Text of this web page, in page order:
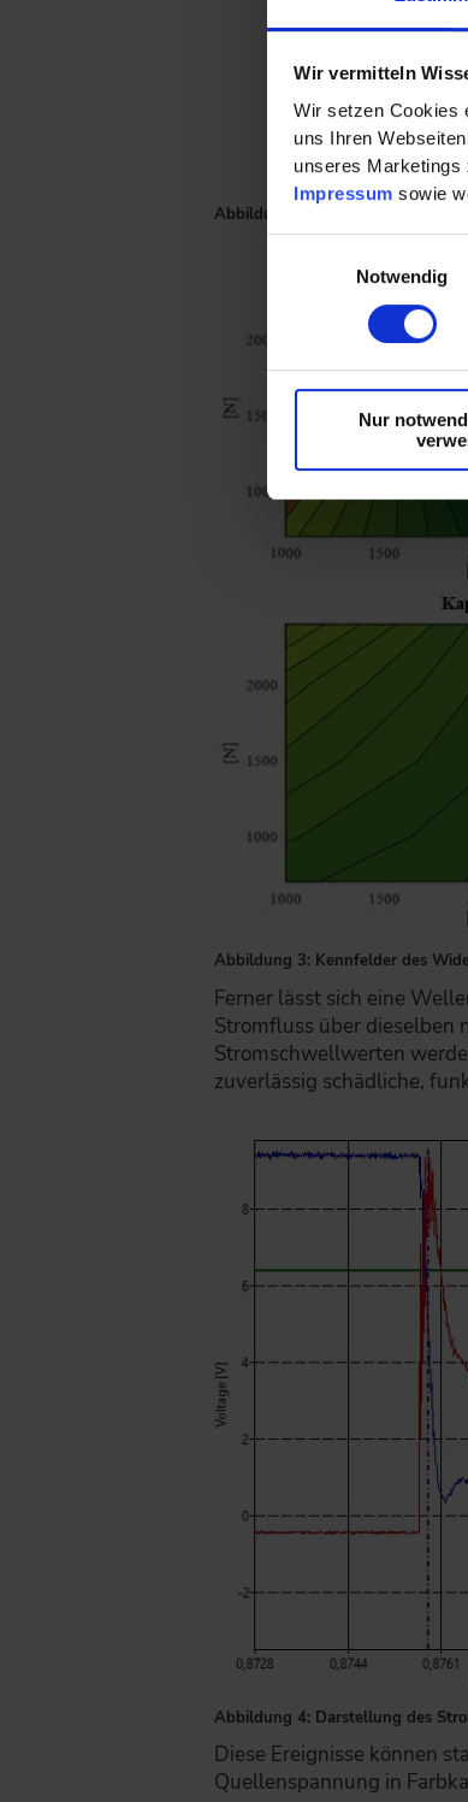
Wir vermitteln
Wir setzen Cookies
uns Ihren
unseres Marketings
Impressum sowie
Notwendig
Nur
Abbildung 2: Bode-Diagramme
Abbildung 3: Kennfelder des
Abbildung 4: Darstellung des
Ferner lässt sich eine
Stromfluss über dieselben
Stromschwellwerten
zuverlässig schädliche,
Diese Ereignisse können
Quellenspannung in